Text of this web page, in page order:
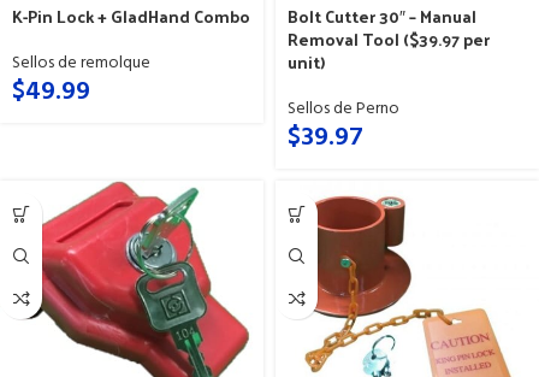
K-Pin Lock + GladHand Combo
Sellos de remolque
$49.99
Bolt Cutter 30″ – Manual
Removal Tool ($39.97 per
unit)
Sellos de Perno
$39.97